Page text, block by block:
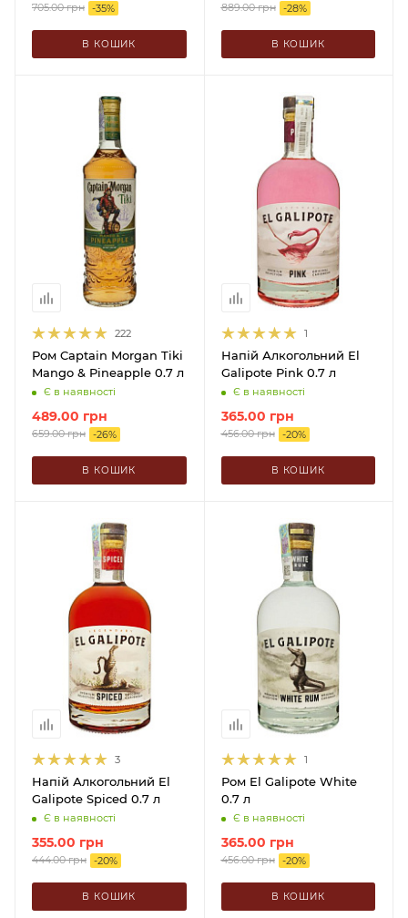
705.00грн -35%
В КОШИК
889.00грн -28%
В КОШИК
222
Ром Captain Morgan Tiki
Mango & Pineapple 0.7 л
Є в наявності
489.00 грн
659.00грн -26%
В КОШИК
1
Напій Алкогольний El
Galipote Pink 0.7 л
Є в наявності
365.00 грн
456.00грн -20%
В КОШИК
3
Напій Алкогольний El
Galipote Spiced 0.7 л
Є в наявності
355.00 грн
444.00грн -20%
В КОШИК
1
Ром El Galipote White
0.7 л
Є в наявності
365.00 грн
456.00грн -20%
В КОШИК